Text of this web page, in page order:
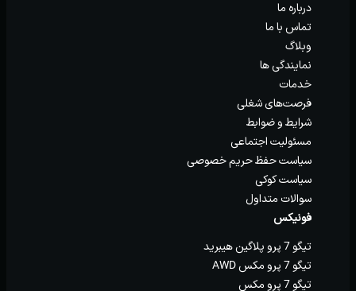
درباره ما
تماس با ما
وبلاگ
نمایندگی ها
خدمات
فرصت‌های شغلی
شرایط و ضوابط
مسئولیت اجتماعی
سیاست حفظ حریم خصوصی
سیاست کوکی
سوالات متداول
فونیکس
تیگو 7 پرو پلاگین هیبرید
تیگو 7 پرو مکس AWD
تیگو 7 پرو مکس